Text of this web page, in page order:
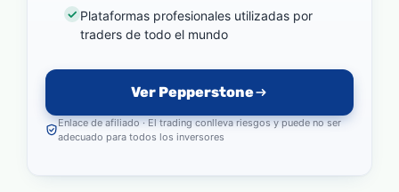
Plataformas profesionales utilizadas por
traders de todo el mundo
Ver Pepperstone
Enlace de afiliado · El trading conlleva riesgos y puede no ser
adecuado para todos los inversores